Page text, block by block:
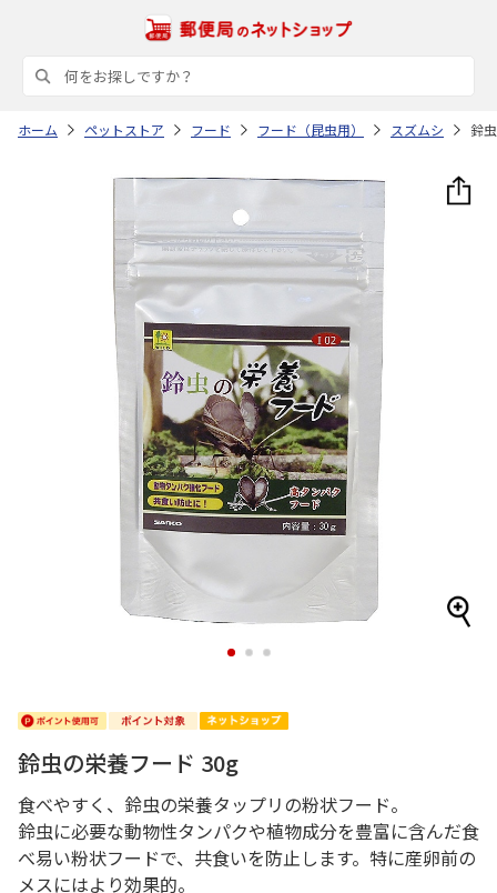
ホーム ペットストア フード フード（昆虫用） スズムシ 鈴
1 2 3
鈴虫の栄養フード 30g
食べやすく、鈴虫の栄養タップリの粉状フード。
鈴虫に必要な動物性タンパクや植物成分を豊富に含んだ食
べ易い粉状フードで、共食いを防止します。特に産卵前の
メスにはより効果的。